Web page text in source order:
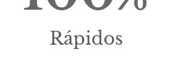
Rápidos